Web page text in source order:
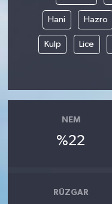
Hani Hazro
Kulp Lice
NEM
%22
RÜZGAR